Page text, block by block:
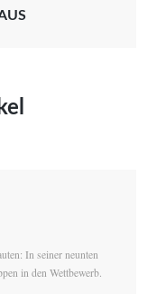
In seiner neunten
in den Wettbewerb.